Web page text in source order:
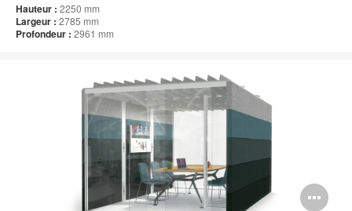
Hauteur : 2250 mm
Largeur : 2785 mm
Profondeur : 2961 mm